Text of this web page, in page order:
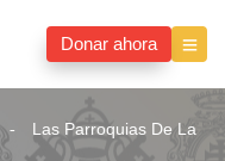
Donar ahora
Las Parroquias De La